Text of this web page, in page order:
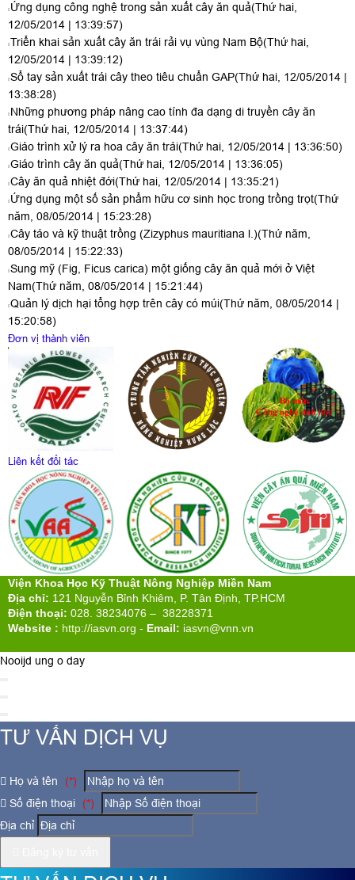
Ứng dụng công nghệ trong sản xuất cây ăn quả(Thứ hai,
12/05/2014 | 13:39:57)
Triển khai sản xuất cây ăn trái rải vụ vùng Nam Bộ(Thứ hai,
12/05/2014 | 13:39:12)
Sổ tay sản xuất trái cây theo tiêu chuẩn GAP(Thứ hai, 12/05/2014 |
13:38:28)
Những phương pháp nâng cao tính đa dạng di truyền cây ăn
trái(Thứ hai, 12/05/2014 | 13:37:44)
Giáo trình xử lý ra hoa cây ăn trái(Thứ hai, 12/05/2014 | 13:36:50)
Giáo trình cây ăn quả(Thứ hai, 12/05/2014 | 13:36:05)
Cây ăn quả nhiệt đới(Thứ hai, 12/05/2014 | 13:35:21)
Ứng dụng một số sản phẩm hữu cơ sinh học trong trồng trọt(Thứ
năm, 08/05/2014 | 15:23:28)
Cây táo và kỹ thuật trồng (Zizyphus mauritiana l.)(Thứ năm,
08/05/2014 | 15:22:33)
Sung mỹ (Fig, Ficus carica) một giống cây ăn quả mới ở Việt
Nam(Thứ năm, 08/05/2014 | 15:21:44)
Quản lý dịch hại tổng hợp trên cây có múi(Thứ năm, 08/05/2014 |
15:20:58)
Đơn vị thành viên
Liên kết đối tác
Viện Khoa Học Kỹ Thuật Nông Nghiệp Miền Nam
Địa chỉ: 121 Nguyễn Bỉnh Khiêm, P. Tân Định, TP.HCM
Điện thoại: 028. 38234076 – 38228371
Website : http://iasvn.org - Email: iasvn@vnn.vn
Nooijd ung o day
TƯ VẤN DỊCH VỤ
Họ và tên
(*)
Số điện thoại
(*)
Địa chỉ